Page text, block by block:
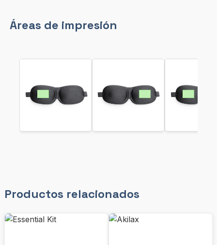
Áreas de impresión
Productos relacionados